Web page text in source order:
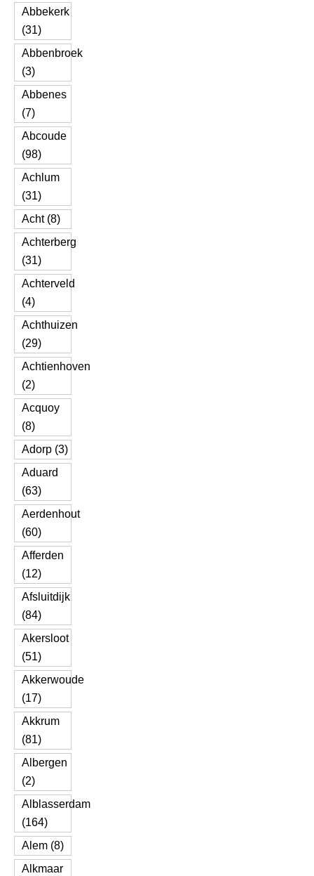
Abbekerk
(31)
Abbenbroek
(3)
Abbenes
(7)
Abcoude
(98)
Achlum
(31)
Acht (8)
Achterberg
(31)
Achterveld
(4)
Achthuizen
(29)
Achtienhoven
(2)
Acquoy
(8)
Adorp (3)
Aduard
(63)
Aerdenhout
(60)
Afferden
(12)
Afsluitdijk
(84)
Akersloot
(51)
Akkerwoude
(17)
Akkrum
(81)
Albergen
(2)
Alblasserdam
(164)
Alem (8)
Alkmaar